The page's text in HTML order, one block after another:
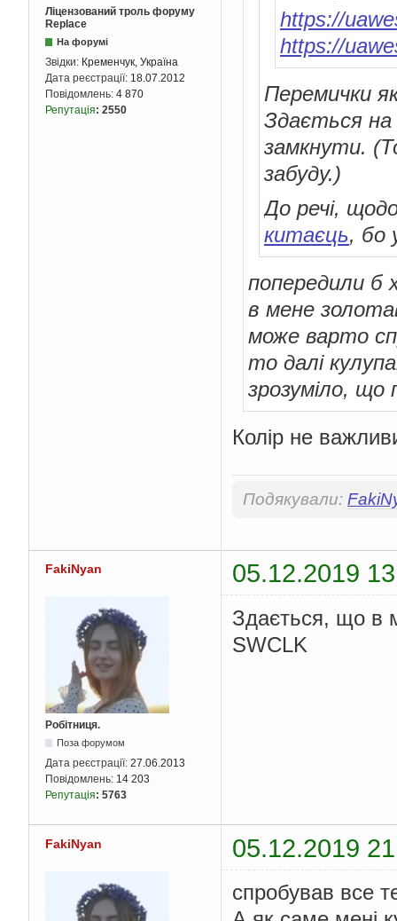
Ліцензований троль форуму
Replace
На форумі
Звідки: Кременчук, Україна
Дата реєстрації: 18.07.2012
Повідомлень: 4 870
Репутація: 2550
https://
https://
Перемички
Здається
замкнути.
забуду.)
До речі,
китаєць, бо
попередили б
в мене
може варто
то далі
зрозуміло, що
Колір не
Подякували:
FakiNyan 05.12.2019
Робітниця.
Поза форумом
Дата реєстрації: 27.06.2013
Повідомлень: 14 203
Репутація: 5763
Здається, що в
SWCLK
FakiNyan 05.12.2019
спробував все